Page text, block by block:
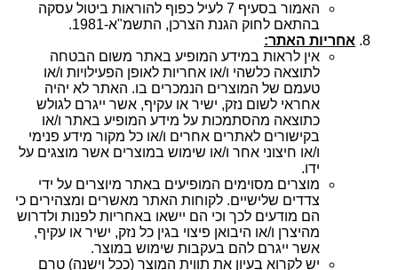
האמור בסעיף 7 לעיל כפוף להוראות ביטול עסקה
בהתאם לחוק הגנת הצרכן, התשמ"א-1981.
אחריות האתר:
אין לראות במידע המופיע באתר משום הבטחה
לתוצאה כלשהי ו/או אחריות לאופן הפעילויות ו/או
טעמם של המוצרים הנמכרים בו. האתר לא יהיה
אחראי לשום נזק, ישיר או עקיף, אשר ייגרם לגולש
כתוצאה מהסתמכות על מידע המופיע באתר ו/או
בקישורים לאתרים אחרים ו/או כל מקור מידע פנימי
ו/או חיצוני אחר ו/או שימוש במוצרים אשר מוצגים על
ידו.
מוצרים מסוימים המופיעים באתר מיוצרים על ידי
צדדים שלישיים. לקוחות האתר מאשרים ומצהירים כי
הם מודעים לכך וכי הם יישאו באחריות לפנות ולדרוש
מהיצרן ו/או היבואן פיצוי בגין כל נזק, ישיר או עקיף,
אשר ייגרם להם בעקבות שימוש במוצר.
יש לקרוא בעיון את תווית המוצר (ככל וישנה) טרם